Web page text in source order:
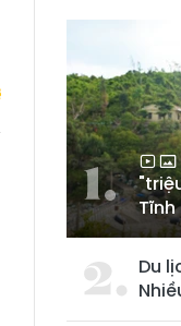
Tĩnh
Du